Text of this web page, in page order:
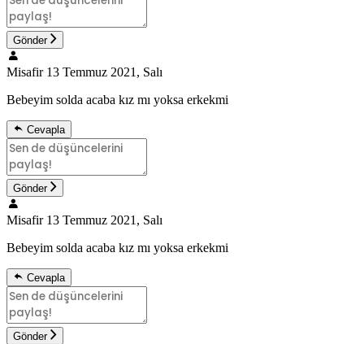
Gönder
Misafir 13 Temmuz 2021, Salı
Bebeyim solda acaba kız mı yoksa erkekmi
Cevapla
Gönder
Misafir 13 Temmuz 2021, Salı
Bebeyim solda acaba kız mı yoksa erkekmi
Cevapla
Gönder